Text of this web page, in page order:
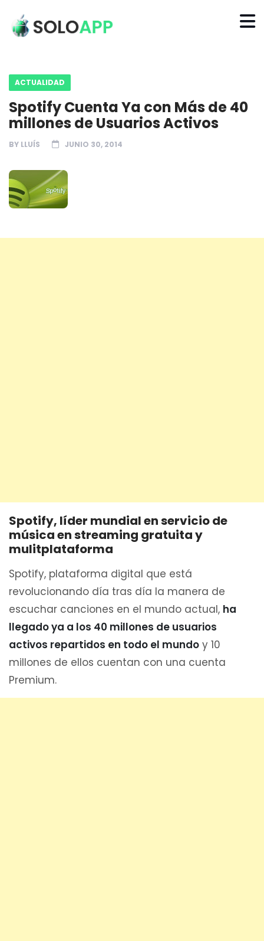
ACTUALIDAD
Spotify Cuenta Ya con Más de 40
millones de Usuarios Activos
BY LLUÍS JUNIO 30, 2014
Spotify, líder mundial en servicio de
música en streaming gratuita y
mulitplataforma
Spotify, plataforma digital que está
revolucionando día tras día la manera de
escuchar canciones en el mundo actual, ha
llegado ya a los 40 millones de usuarios
activos repartidos en todo el mundo y 10
millones de ellos cuentan con una cuenta
Premium.